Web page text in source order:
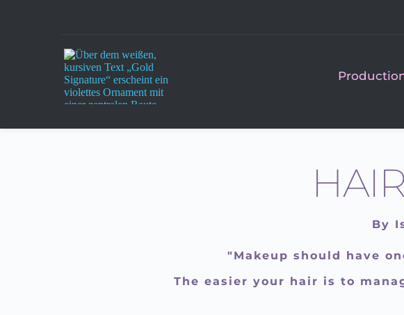
By
"Makeup should have
The easier your hair is to